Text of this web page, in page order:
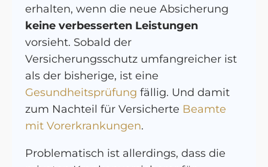
erhalten, wenn die neue Absicherung
keine verbesserten Leistungen
vorsieht. Sobald der
Versicherungsschutz umfangreicher ist
als der bisherige, ist eine
Gesundheitsprüfung fällig. Und damit
zum Nachteil für Versicherte Beamte
mit Vorerkrankungen.
Problematisch ist allerdings, dass die